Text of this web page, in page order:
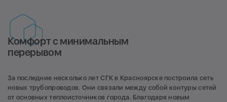
Комфорт с минимальным
перерывом
За последние несколько лет СГК в Красноярске построила сеть
новых трубопроводов. Они связали между собой контуры сетей
от основных теплоисточников города. Благодаря новым